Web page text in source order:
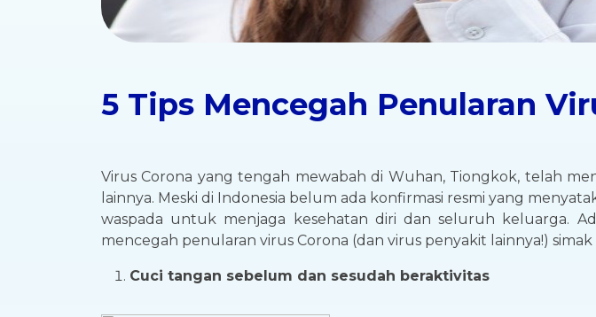
5 Tips Mencegah Penularan
Virus Corona yang tengah mewabah di Wuhan, Tiongkok, telah
lainnya. Meski di Indonesia belum ada konfirmasi resmi yang
waspada untuk menjaga kesehatan diri dan seluruh keluarga.
mencegah penularan virus Corona (dan virus penyakit lainnya!)
Cuci tangan sebelum dan sesudah beraktivitas